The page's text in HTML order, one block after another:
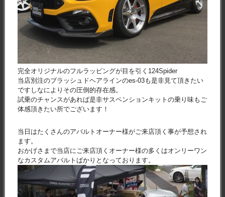
完全オリジナルのフルラッピングが目を引く124Spider
当店別注のブラッシュドヘアラインのes-03も是非見て頂きたい
ですしなによりその圧倒的存在感。
試乗のチャンスがあれば是非サスペンションキットの乗り味もご
体感頂きたい所でございます！
当日はたくさんのアバルトオーナー様がご来店頂く事が予想され
ます。
おかげさまで当店にご来店頂くオーナー様の多くはオンリーワン
なカスタムアバルトばかりとなっております。